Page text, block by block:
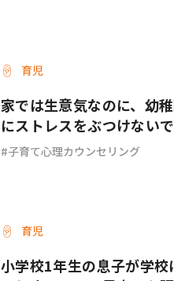
育児
家では生意気なのに、幼
にストレスをぶつけない
ム＞
子育て心理カウンセリング
育児
小学校1年生の息子が学